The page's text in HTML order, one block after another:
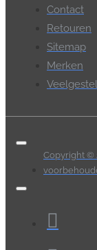
Contact
Retouren
Sitemap
Merken
Copyright ©